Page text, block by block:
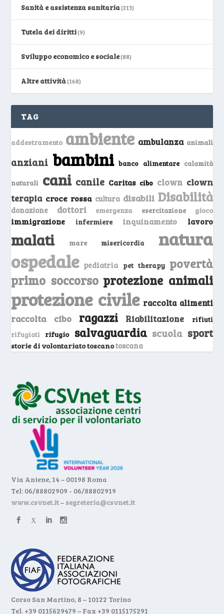
Sanità e assistenza sanitaria(213)
Tutela dei diritti(9)
Sviluppo economico e sociale(88)
Altre attività(168)
TAG
addestramento ambiente ambulanza animali
anziani bambini banco alimentare calamità
naturali cani canile Caritas cibo clown clown
terapia croce rossa cultura disabili Disabilità
donazione dottori emergenza esercitazione gioco
immigrazione infermiere inquinamento lavoro
malati mare misericordia natura
ospedale pediatria pet therapy povertà
primo soccorso protezione animali
protezione civile raccolta alimenti
raccolta cibo ragazzi Riabilitazione
rifiuti
rifugiati
rifugio salvaguardia scuola sport
storie di volontariato toscanotoscana
Via Aniene, 14 – 00198 Roma
Tel: 06/88802909 - 06/88802919
www.csvnet.it– segreteria@csvnet.it
Corso San Martino, 8 – 10122 Torino
Tel. +39 0115629479 – Fax +39 0115175291